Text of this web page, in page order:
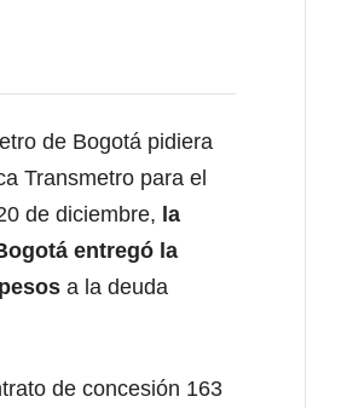
de Bogotá pidiera
Transmetro para el
de diciembre, la
entregó la
a la deuda
de concesión 163